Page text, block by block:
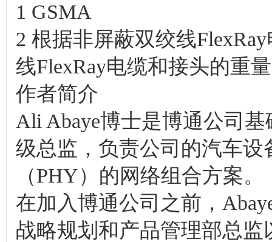
1 GSMA
2 根据非屏蔽双绞线
线FlexRay电缆和接头的重
作者简介
Ali Abaye博士是博通公司
级总监，负责公司的汽车设
（PHY）的网络组合方案。
在加入博通公司之前，
战略规划和产品管理部总